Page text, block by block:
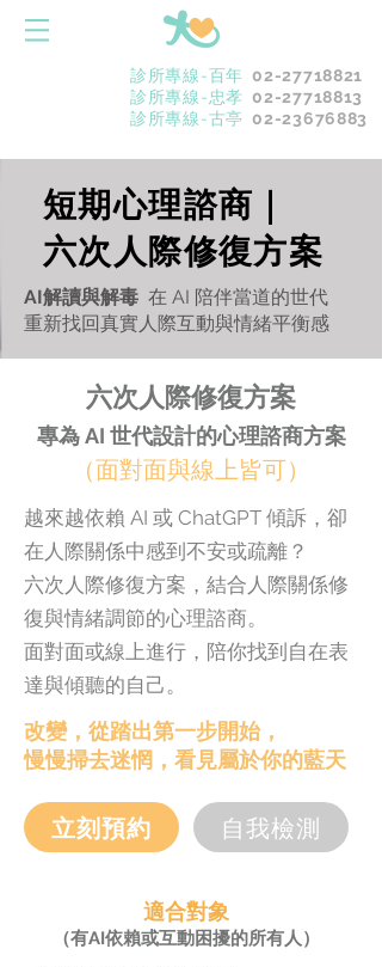
診所專線-百年 02-27718821
診所專線-忠孝
02-27718813
診所專線-古亭
02-23676883
短期心理諮商｜
六次人際修復方案
AI解讀與解毒 在 AI 陪伴當道的世代
重新找回真實人際互動與情緒平衡感
六次人際修復方案
專為 AI 世代設計的心理諮商方案
（面對面與線上皆可）
越來越依賴 AI 或 ChatGPT 傾訴，卻
在人際關係中感到不安或疏離？
六次人際修復方案，結合人際關係修
復與情緒調節的心理諮商。
面對面或線上進行，陪你找到自在表
達與傾聽的自己。
改變，從踏出第一步開始，
慢慢掃去迷惘，看見屬於你的藍天
立刻預約 自我檢測
適合對象
（有AI依賴或互動困擾的所有人）